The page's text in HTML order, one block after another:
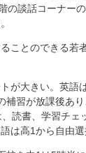
の談話コーナー
ことのできる
が大きい。英
補習が放課後あ
読書、学習チ
は高1から自由